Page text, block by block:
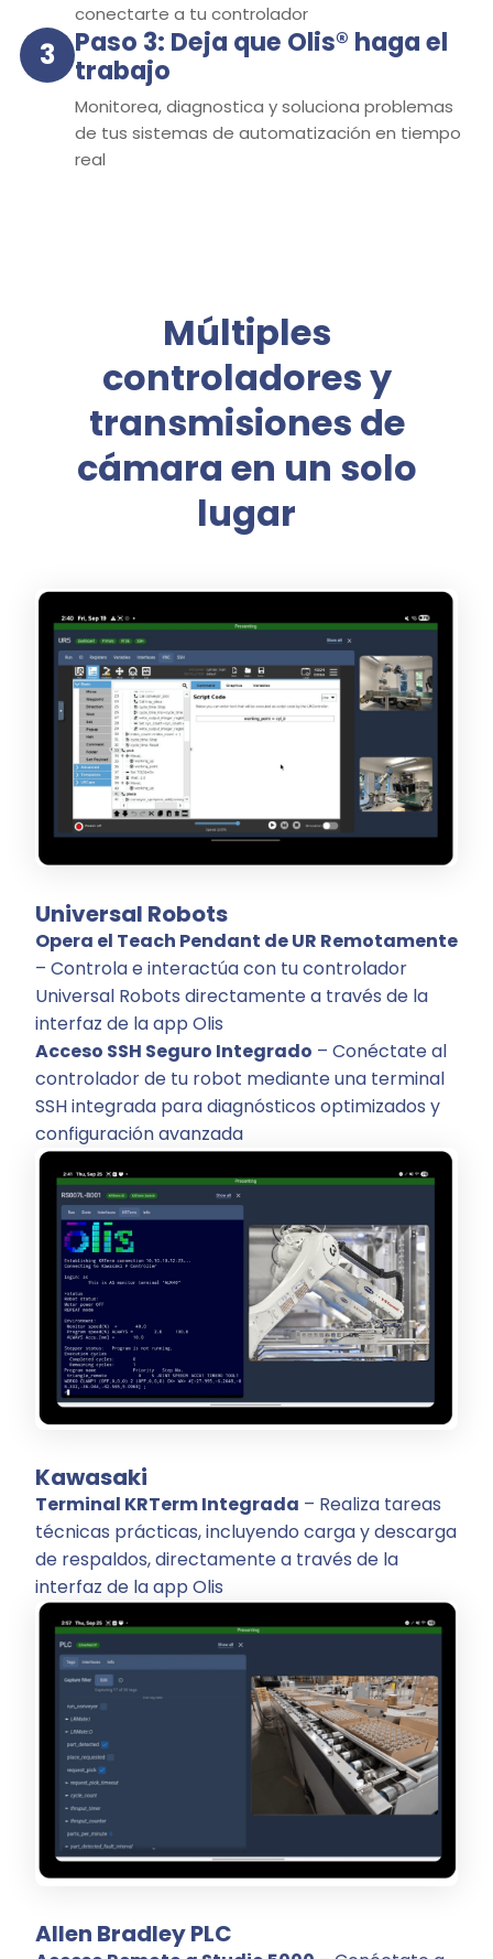
conectarte a tu controlador
3 Paso 3: Deja que Olis® haga el
trabajo
Monitorea, diagnostica y soluciona problemas
de tus sistemas de automatización en tiempo
real
Múltiples
controladores y
transmisiones de
cámara en un solo
lugar
Universal Robots
Opera el Teach Pendant de UR Remotamente
– Controla e interactúa con tu controlador
Universal Robots directamente a través de la
interfaz de la app Olis
Acceso SSH Seguro Integrado – Conéctate al
controlador de tu robot mediante una terminal
SSH integrada para diagnósticos optimizados y
configuración avanzada
Kawasaki
Terminal KRTerm Integrada – Realiza tareas
técnicas prácticas, incluyendo carga y descarga
de respaldos, directamente a través de la
interfaz de la app Olis
Allen Bradley PLC